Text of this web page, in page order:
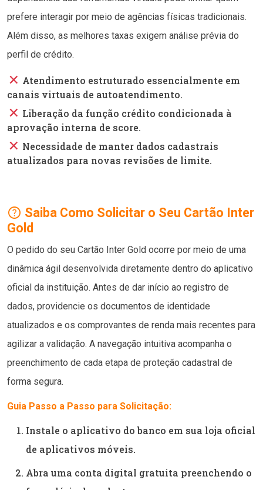
prefere interagir por meio de agências físicas tradicionais.
Além disso, as melhores taxas exigem análise prévia do
perfil de crédito.
close Atendimento estruturado essencialmente em
canais virtuais de autoatendimento.
close Liberação da função crédito condicionada à
aprovação interna de score.
close Necessidade de manter dados cadastrais
atualizados para novas revisões de limite.
help Saiba Como Solicitar o Seu Cartão Inter
Gold
O pedido do seu Cartão Inter Gold ocorre por meio de uma
dinâmica ágil desenvolvida diretamente dentro do aplicativo
oficial da instituição. Antes de dar início ao registro de
dados, providencie os documentos de identidade
atualizados e os comprovantes de renda mais recentes para
agilizar a validação. A navegação intuitiva acompanha o
preenchimento de cada etapa de proteção cadastral de
forma segura.
Guia Passo a Passo para Solicitação:
Instale o aplicativo do banco em sua loja oficial
de aplicativos móveis.
Abra uma conta digital gratuita preenchendo o